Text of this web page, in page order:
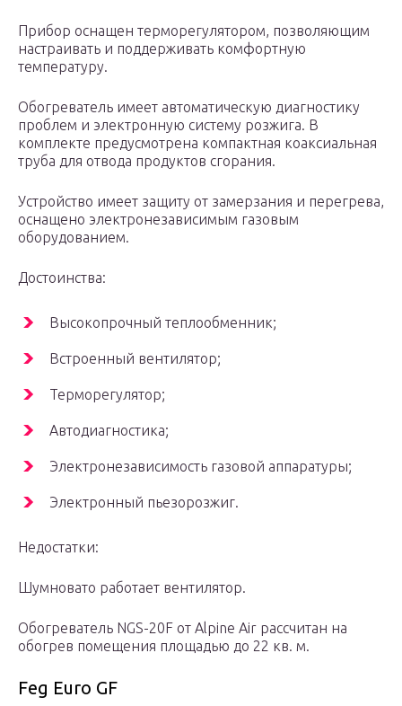
Прибор оснащен терморегулятором, позволяющим
настраивать и поддерживать комфортную
температуру.
Обогреватель имеет автоматическую диагностику
проблем и электронную систему розжига. В
комплекте предусмотрена компактная коаксиальная
труба для отвода продуктов сгорания.
Устройство имеет защиту от замерзания и перегрева,
оснащено электронезависимым газовым
оборудованием.
Достоинства:
Высокопрочный теплообменник;
Встроенный вентилятор;
Терморегулятор;
Автодиагностика;
Электронезависимость газовой аппаратуры;
Электронный пьезорозжиг.
Недостатки:
Шумновато работает вентилятор.
Обогреватель NGS-20F от Alpine Air рассчитан на
обогрев помещения площадью до 22 кв. м.
Feg Euro GF